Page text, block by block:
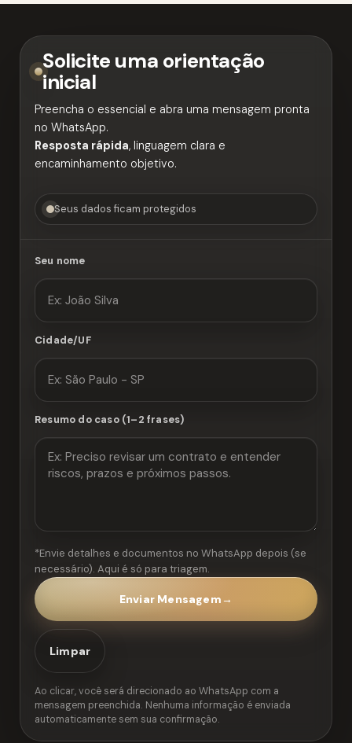
Solicite uma orientação
inicial
Preencha o essencial e abra uma mensagem pronta
no WhatsApp.
Resposta rápida, linguagem clara e
encaminhamento objetivo.
Seus dados ficam protegidos
Seu nome
Cidade/UF
Resumo do caso (1–2 frases)
*Envie detalhes e documentos no WhatsApp depois (se
necessário). Aqui é só para triagem.
Enviar Mensagem →
Limpar
Ao clicar, você será direcionado ao WhatsApp com a
mensagem preenchida. Nenhuma informação é enviada
automaticamente sem sua confirmação.